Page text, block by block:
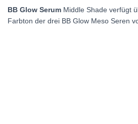
BB Glow Serum Middle Shade verfügt
Farbton der drei BB Glow Meso Seren